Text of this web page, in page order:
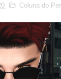
Coluna do
by